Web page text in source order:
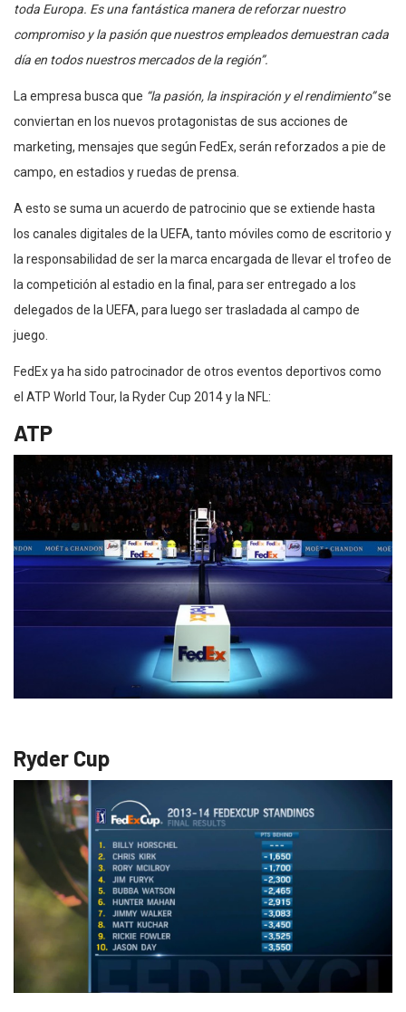
toda Europa. Es una fantástica manera de reforzar nuestro
compromiso y la pasión que nuestros empleados demuestran cada
día en todos nuestros mercados de la región”.
La empresa busca que “la pasión, la inspiración y el rendimiento”se
conviertan en los nuevos protagonistas de sus acciones de
marketing, mensajes que según FedEx, serán reforzados a pie de
campo, en estadios y ruedas de prensa.
A esto se suma un acuerdo de patrocinio que se extiende hasta
los canales digitales de la UEFA, tanto móviles como de escritorio y
la responsabilidad de ser la marca encargada de llevar el trofeo de
la competición al estadio en la final, para ser entregado a los
delegados de la UEFA, para luego ser trasladada al campo de
juego.
FedEx ya ha sido patrocinador de otros eventos deportivos como
el ATP World Tour, la Ryder Cup 2014 y la NFL:
ATP
Ryder Cup